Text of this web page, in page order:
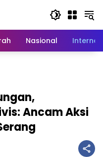
Nasional
Ancam Aksi